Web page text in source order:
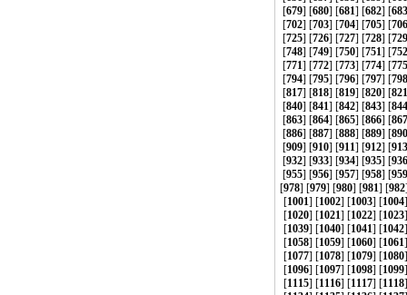
[679] [680] [681] [682] [683
[702] [703] [704] [705] [706
[725] [726] [727] [728] [729
[748] [749] [750] [751] [752
[771] [772] [773] [774] [775
[794] [795] [796] [797] [798
[817] [818] [819] [820] [821
[840] [841] [842] [843] [844
[863] [864] [865] [866] [867
[886] [887] [888] [889] [890
[909] [910] [911] [912] [913
[932] [933] [934] [935] [936
[955] [956] [957] [958] [959
[978] [979] [980] [981] [982
[1001] [1002] [1003] [1004
[1020] [1021] [1022] [1023
[1039] [1040] [1041] [1042
[1058] [1059] [1060] [1061
[1077] [1078] [1079] [1080
[1096] [1097] [1098] [1099
[1115] [1116] [1117] [1118